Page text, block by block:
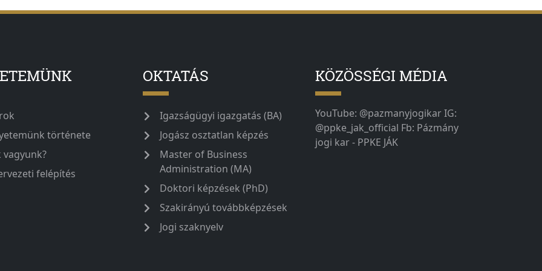
története
vagyunk?
felépítés
OKTATÁS
Igazságügyi igazgatás (BA)
Jogász osztatlan képzés
Master of Business
Administration (MA)
Doktori képzések (PhD)
Szakirányú továbbképzések
Jogi szaknyelv
KÖZÖSSÉGI MÉDIA
YouTube: @pazmanyjogikar IG:
@ppke_jak_official Fb: Pázmány
jogi kar - PPKE JÁK